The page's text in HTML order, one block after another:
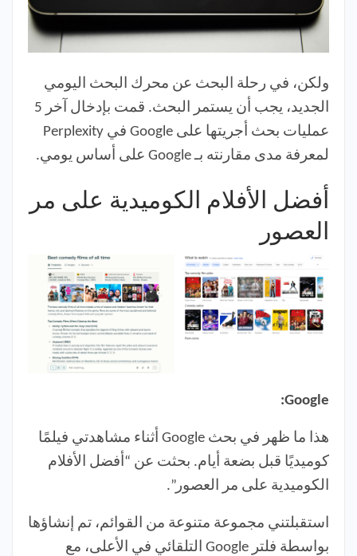
ولكن، في رحلة البحث عن محرك البحث اليومي
الجديد، يجب أن يستمر البحث. قمت بإدخال آخر 5
عمليات بحث أجريتها على Google في Perplexity
لمعرفة مدى مقارنته بـ Google على أساس يومي.
أفضل الأفلام الكوميدية على مر
العصور
Google:
هذا ما ظهر في بحث Google أثناء مشاهدتي فيلمًا
كوميديًا قبل بضعة أيام. بحثت عن “أفضل الأفلام
الكوميدية على مر العصور”.
استقبلتني مجموعة متنوعة من القوائم، تم إنشاؤها
بواسطة فلتر Google التلقائي في الأعلى، مع